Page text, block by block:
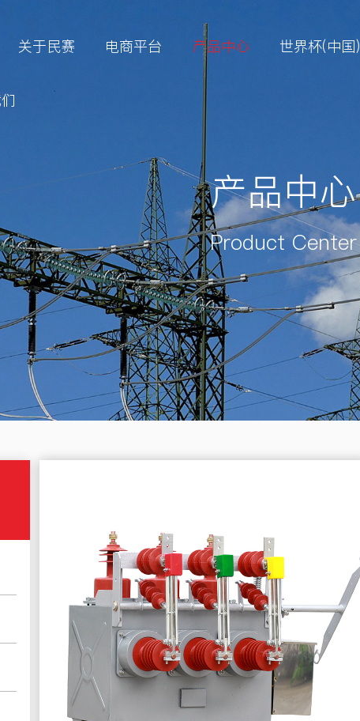
关于民赛 电商平台 产品中心 世界杯(中国)
产品中心
Product Center